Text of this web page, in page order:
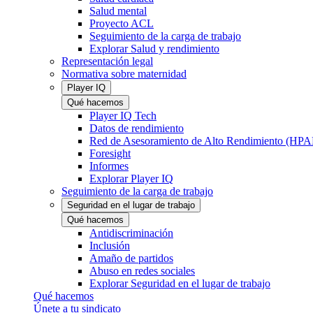
Salud mental
Proyecto ACL
Seguimiento de la carga de trabajo
Explorar Salud y rendimiento
Representación legal
Normativa sobre maternidad
Player IQ
Qué hacemos
Player IQ Tech
Datos de rendimiento
Red de Asesoramiento de Alto Rendimiento
Foresight
Informes
Explorar Player IQ
Seguimiento de la carga de trabajo
Seguridad en el lugar de trabajo
Qué hacemos
Antidiscriminación
Inclusión
Amaño de partidos
Abuso en redes sociales
Explorar Seguridad en el lugar de trabajo
Qué hacemos
Únete a tu sindicato